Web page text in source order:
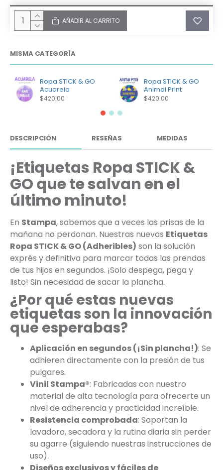
AÑADIR AL CARRITO
MISMA CATEGORÍA
Ropa STICK & GO
Acuarela
$420.00
Ropa STICK & GO
Animal Print
$420.00
DESCRIPCIÓN RESEÑAS MEDIDAS
¡Etiquetas Ropa STICK &
GO que te salvan en el
último minuto!
En Stampa, sabemos que a veces las prisas de la
mañana no perdonan. Nuestras nuevas Etiquetas
Ropa STICK & GO (Adheribles) son la solución
exprés y definitiva para marcar todas las prendas
de tus hijos en segundos. ¡Solo despega, pega y
listo! Sin necesidad de sacar la plancha.
¿Por qué estas nuevas
etiquetas son la innovación
que esperabas?
Aplicación en segundos (¡Sin plancha!): Se
adhieren directamente con la presión de tus
pulgares.
Vinil Stampa®: Fabricadas con nuestro
material de alta tecnología para ofrecerte un
nivel de adherencia y practicidad increíble.
Resistencia comprobada: Soportan la
lavadora, secadora y la rutina diaria sin perder
su agarre (siguiendo nuestras instrucciones de
uso).